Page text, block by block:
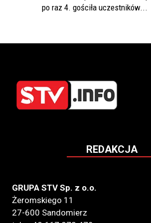
po raz 4. gościła uczestników...
REDAKCJA
GRUPA STV Sp. z o.o.
Żeromskiego 11
27-600 Sandomierz